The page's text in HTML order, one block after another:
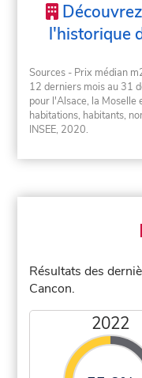
l'historique
Sources - Prix médian
12 derniers mois au 31
pour l'Alsace, la Moselle
habitations, habitants,
INSEE, 2020.
Résultats des
Cancon.
2022